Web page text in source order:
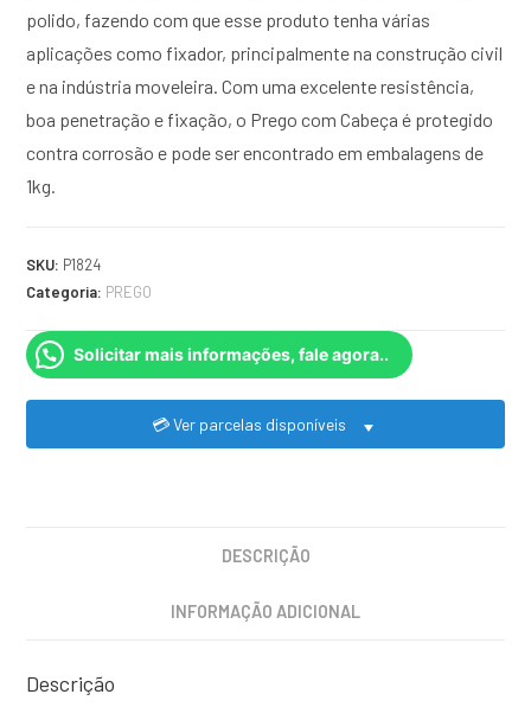
polido, fazendo com que esse produto tenha várias
aplicações como fixador, principalmente na construção civil
e na indústria moveleira. Com uma excelente resistência,
boa penetração e fixação, o Prego com Cabeça é protegido
contra corrosão e pode ser encontrado em embalagens de
1kg.
SKU: P1824
Categoria: PREGO
Solicitar mais informações, fale agora..
💳 Ver parcelas disponíveis
DESCRIÇÃO
INFORMAÇÃO ADICIONAL
Descrição